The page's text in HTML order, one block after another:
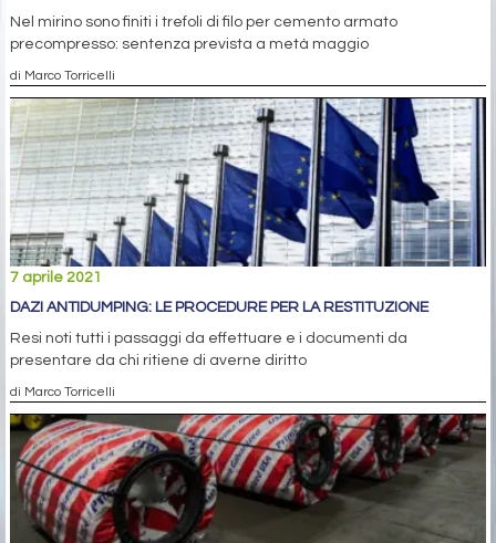
Nel mirino sono finiti i trefoli di filo per cemento armato
precompresso: sentenza prevista a metà maggio
di Marco Torricelli
7 aprile 2021
DAZI ANTIDUMPING: LE PROCEDURE PER LA RESTITUZIONE
Resi noti tutti i passaggi da effettuare e i documenti da
presentare da chi ritiene di averne diritto
di Marco Torricelli